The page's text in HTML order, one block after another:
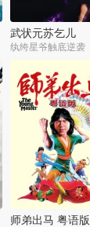
武状元苏乞儿
纨绔星爷触底逆袭
师弟出马 粤语版